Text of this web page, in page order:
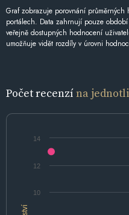
Graf zobrazuje porovnání
portálech. Data zahrnují pouze
veřejně dostupných hodnocení
umožňuje vidět rozdíly v úrovni
Počet recenzína
10
12
14